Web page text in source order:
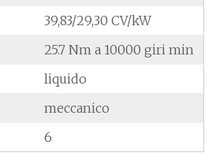
39,83/29,30 CV/kW
25.7 Nm a 10000 giri min
liquido
meccanico
6